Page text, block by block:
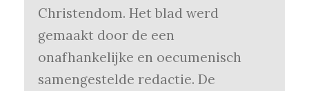
Christendom. Het blad werd
gemaakt door de een
onafhankelijke en oecumenisch
samengestelde redactie. De